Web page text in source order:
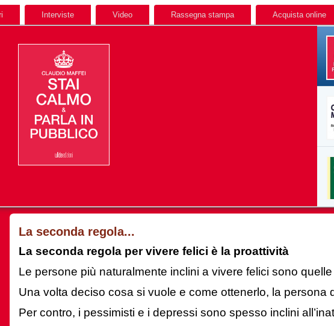
Interviste Video Rassegna stampa Acquista online
La seconda regola...
La seconda regola per vivere felici è la proattività
Le persone più naturalmente inclini a vivere felici sono quelle
Una volta deciso cosa si vuole e come ottenerlo, la persona
Per contro, i pessimisti e i depressi sono spesso inclini